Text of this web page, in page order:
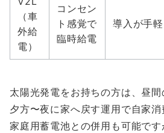
（車
外給
電）
コンセン
ト感覚で
臨時給電
導入が手軽
太陽光発電をお持ちの方は、昼間
夕方〜夜に家へ戻す運用で自家消
家庭用蓄電池との併用も可能で